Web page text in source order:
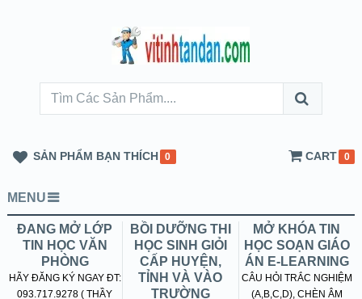
SẢN PHẨM BẠN THÍCH 0 CART 0
MENU
ĐANG MỞ LỚP
TIN HỌC VĂN
PHÒNG
HÃY ĐĂNG KÝ NGAY ĐT:
093.717.9278 ( THẦY
BỒI DƯỠNG THI
HỌC SINH GIỎI
CẤP HUYỆN,
TỈNH VÀ VÀO
TRƯỜNG
MỞ KHÓA TIN
HỌC SOẠN GIÁO
ÁN E-LEARNING
CÂU HỎI TRẮC NGHIỆM
(A,B,C,D), CHÈN ÂM